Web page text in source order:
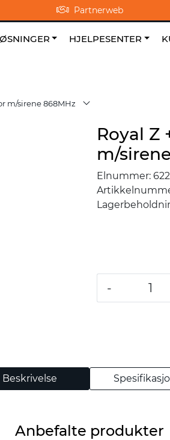
Partnerweb
HJELPESENTER
m/sirene 868MHz
Royal Z
m/
Elnummer:
-
Beskrivelse
Anbefalte produkter